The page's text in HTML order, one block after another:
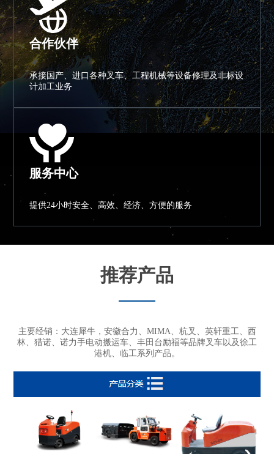
合作伙伴
承接国产、进口各种叉车、工程机械等设备修理及非标设
计加工业务
服务中心
提供24小时安全、高效、经济、方便的服务
推荐产品
主要经销：大连犀牛，安徽合力、MIMA、杭叉、英轩重工、西
林、猎诺、诺力手电动搬运车、丰田台励福等品牌叉车以及徐工
港机、临工系列产品。